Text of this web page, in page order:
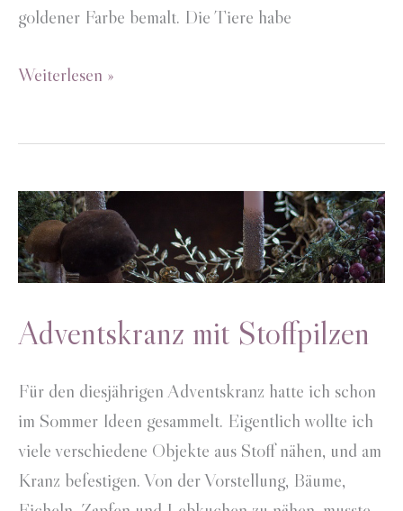
goldener Farbe bemalt. Die Tiere habe
Adventskranz
Weiterlesen »
Adventskranz mit Stoffpilzen
Für den diesjährigen Adventskranz hatte ich schon
im Sommer Ideen gesammelt. Eigentlich wollte ich
viele verschiedene Objekte aus Stoff nähen, und am
Kranz befestigen. Von der Vorstellung, Bäume,